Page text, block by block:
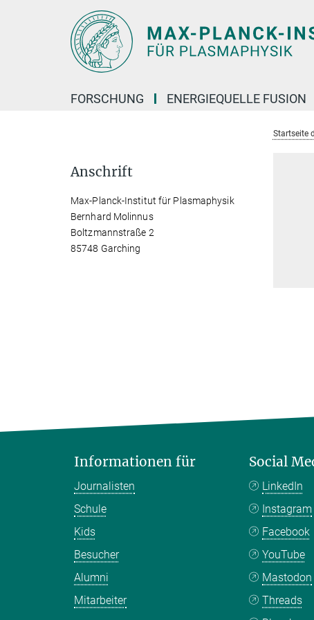
FORSCHUNG ENERGIEQUELLE FUSION
Startseite
Anschrift
Max-Planck-Institut für Plasmaphysik
Bernhard Molinnus
Boltzmannstraße 2
85748 Garching
Informationen für
Journalisten
Schule
Kids
Besucher
Alumni
Mitarbeiter
Social
LinkedIn
Instagram
Facebook
YouTube
Mastodon
Threads